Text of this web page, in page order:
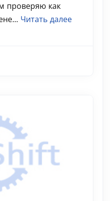
проверяю как
Читать далее